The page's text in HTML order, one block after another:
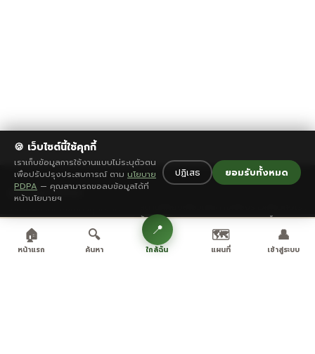
🌿 Love Uthai
จากคนท้องถิ่น
สำรวจ
ร้านอาหาร
ที่พัก
ของฝาก
เทศกาล
วางแผนทริป
ฉุกเฉิน SOS
นโยบายฯ
ติดต่อเรา
ลงโฆษณา
🏠
หน้าแรก
🔍
ค้นหา
📍
ใกล้ฉัน
🗺️
แผนที่
👤
เข้าสู่ระบบ
🍪 เว็บไซต์นี้ใช้คุกกี้
เราเก็บข้อมูลการใช้งานแบบไม่ระบุตัวตน
เพื่อปรับปรุงประสบการณ์ ตาม นโยบาย
PDPA — คุณสามารถขอลบข้อมูลได้ที่
หน้านโยบายฯ
ปฏิเสธ ยอมรับทั้งหมด